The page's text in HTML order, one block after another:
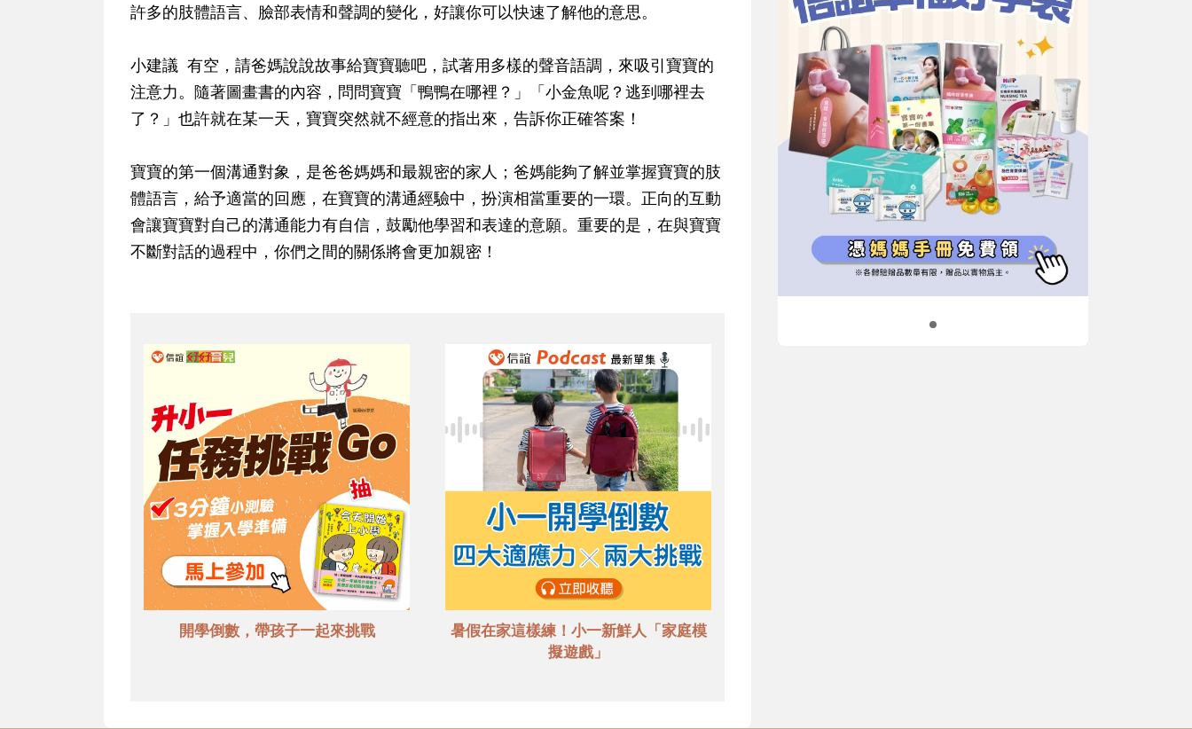
許多的肢體語言、臉部表情和聲調的變化，好讓你可以快速了解他的意思。
小建議 有空，請爸媽說說故事給寶寶聽吧，試著用多樣的聲音語調，來吸引寶寶的
注意力。隨著圖畫書的內容，問問寶寶「鴨鴨在哪裡？」「小金魚呢？逃到哪裡去
了？」也許就在某一天，寶寶突然就不經意的指出來，告訴你正確答案！
寶寶的第一個溝通對象，是爸爸媽媽和最親密的家人；爸媽能夠了解並掌握寶寶的肢
體語言，給予適當的回應，在寶寶的溝通經驗中，扮演相當重要的一環。正向的互動
會讓寶寶對自己的溝通能力有自信，鼓勵他學習和表達的意願。重要的是，在與寶寶
不斷對話的過程中，你們之間的關係將會更加親密！
開學倒數，帶孩子一起來挑戰
暑假在家這樣練！小一新鮮人「家庭模
擬遊戲」